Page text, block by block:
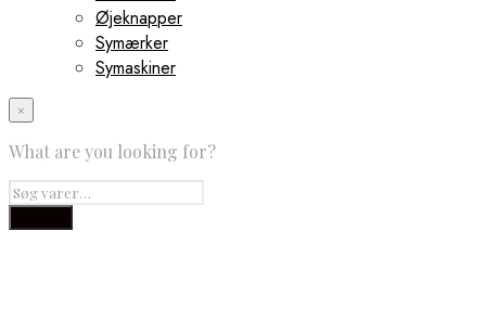
Øjeknapper
Symærker
Symaskiner
×
What are you looking for?